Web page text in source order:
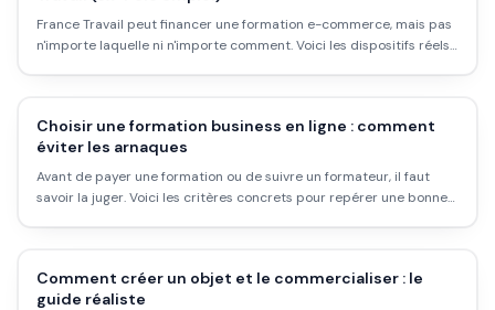
France Travail peut financer une formation e-commerce, mais pas
n'importe laquelle ni n'importe comment. Voici les dispositifs réels
Choisir une formation business en ligne : comment
éviter les arnaques
Avant de payer une formation ou de suivre un formateur, il faut
savoir la juger. Voici les critères concrets pour repérer une bonne
Comment créer un objet et le commercialiser : le
guide réaliste